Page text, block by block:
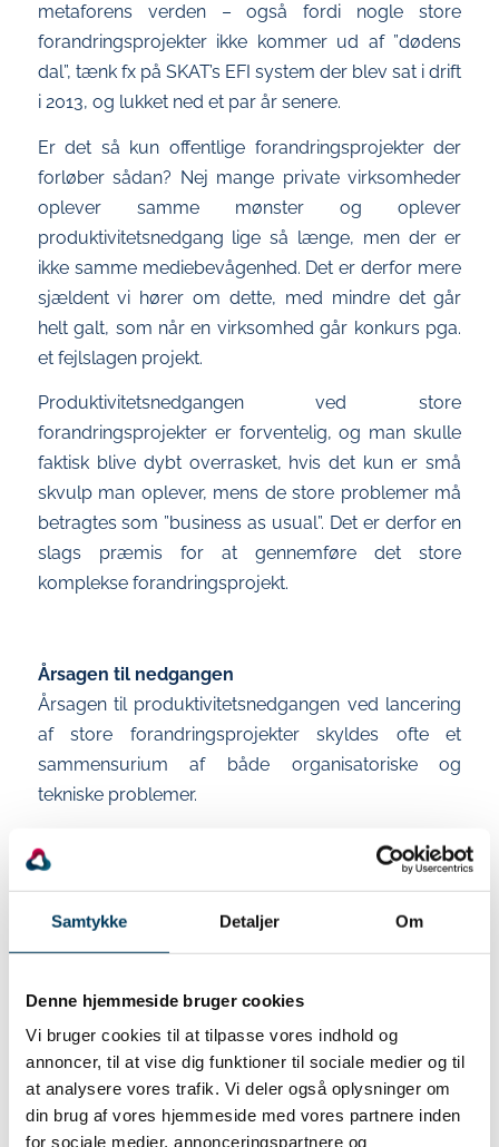
Samtykke Detaljer Om
Denne hjemmeside bruger cookies
Vi bruger cookies til at tilpasse vores indhold og
annoncer, til at vise dig funktioner til sociale medier og til
at analysere vores trafik. Vi deler også oplysninger om
din brug af vores hjemmeside med vores partnere inden
for sociale medier, annonceringspartnere og
metaforens verden – også fordi nogle store
forandringsprojekter ikke kommer ud af ”dødens
dal”, tænk fx på SKAT’s EFI system der blev sat i drift
i 2013, og lukket ned et par år senere.
Er det så kun offentlige forandringsprojekter der
forløber sådan? Nej mange private virksomheder
oplever samme mønster og oplever
produktivitetsnedgang lige så længe, men der er
ikke samme mediebevågenhed. Det er derfor mere
sjældent vi hører om dette, med mindre det går
helt galt, som når en virksomhed går konkurs pga.
et fejlslagen projekt.
Produktivitetsnedgangen ved store
forandringsprojekter er forventelig, og man skulle
faktisk blive dybt overrasket, hvis det kun er små
skvulp man oplever, mens de store problemer må
betragtes som ”business as usual”. Det er derfor en
slags præmis for at gennemføre det store
komplekse forandringsprojekt.
Årsagen til nedgangen
Årsagen til produktivitetsnedgangen ved lancering
af store forandringsprojekter skyldes ofte et
sammensurium af både organisatoriske og
tekniske problemer.
Tilvænning til system tager tid med
indlæringskurver.
Mangelfuld træning og det meget svært at lave
roller.
Urealistiske forventninger til medarbejderne
som forstærker frustrationerne.